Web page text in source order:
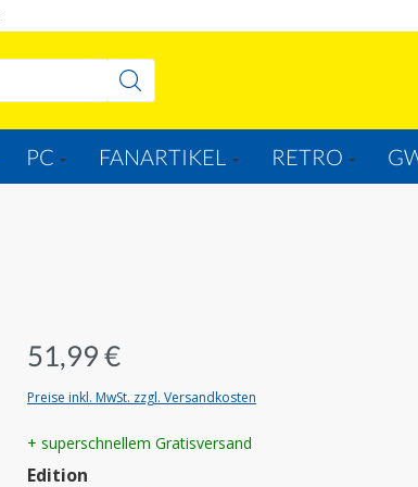
PC FANARTIKEL RETRO
51,99 €
Preise inkl. MwSt. zzgl. Versandkosten
+ superschnellem Gratisversand
Edition